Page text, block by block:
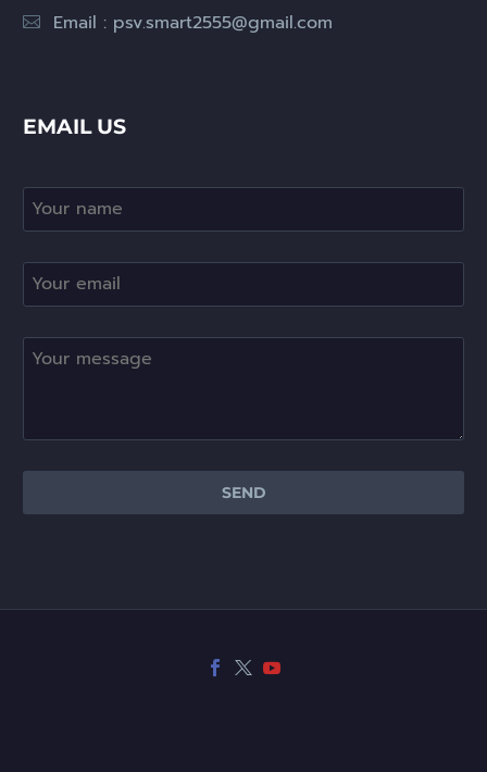
Email : psv.smart2555@gmail.com
EMAIL US